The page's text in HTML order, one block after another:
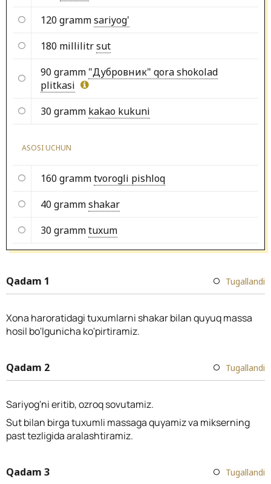
120 grammsariyog'
180 millilitrsut
90 gramm "Дубровник" qora shokolad
plitkasi
30 gramm kakao kukuni
ASOSI UCHUN
160 grammtvorogli pishloq
40 grammshakar
30 grammtuxum
Qadam 1 Tugallandi
Xona haroratidagi tuxumlarni shakar bilan quyuq massa
hosil bo'lgunicha ko'pirtiramiz.
Qadam 2 Tugallandi
Sariyog'ni eritib, ozroq sovutamiz.
Sut bilan birga tuxumli massaga quyamiz va mikserning
past tezligida aralashtiramiz.
Qadam 3 Tugallandi